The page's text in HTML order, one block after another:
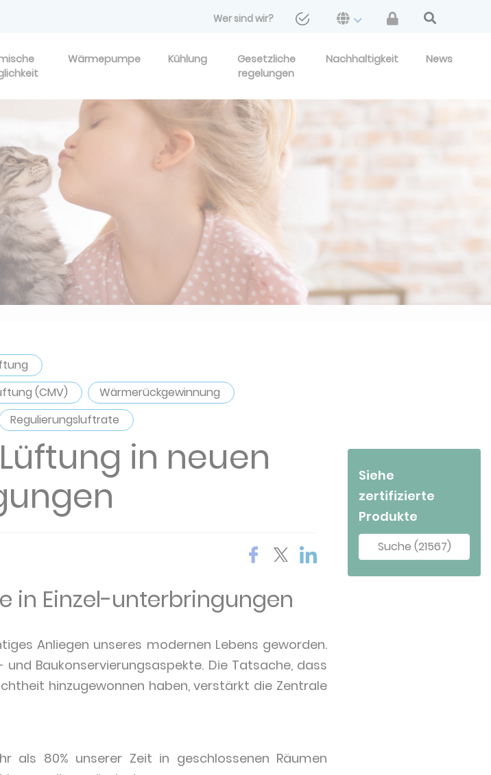
Wer sind wir?
Wärmepumpe Kühlung
Gesetzliche
regelungen
Nachhaltigkeit News
(CMV)
Wärmerückgewinnung
Regulierungsluftrate
in neuen
in Einzel-unterbringungen
Anliegen unseres modernen Lebens geworden.
Baukonservierungsaspekte. Die Tatsache, dass
hinzugewonnen haben, verstärkt die Zentrale
als 80% unserer Zeit in geschlossenen Räumen
Siehe
zertifizierte
Produkte
Suche (21567)